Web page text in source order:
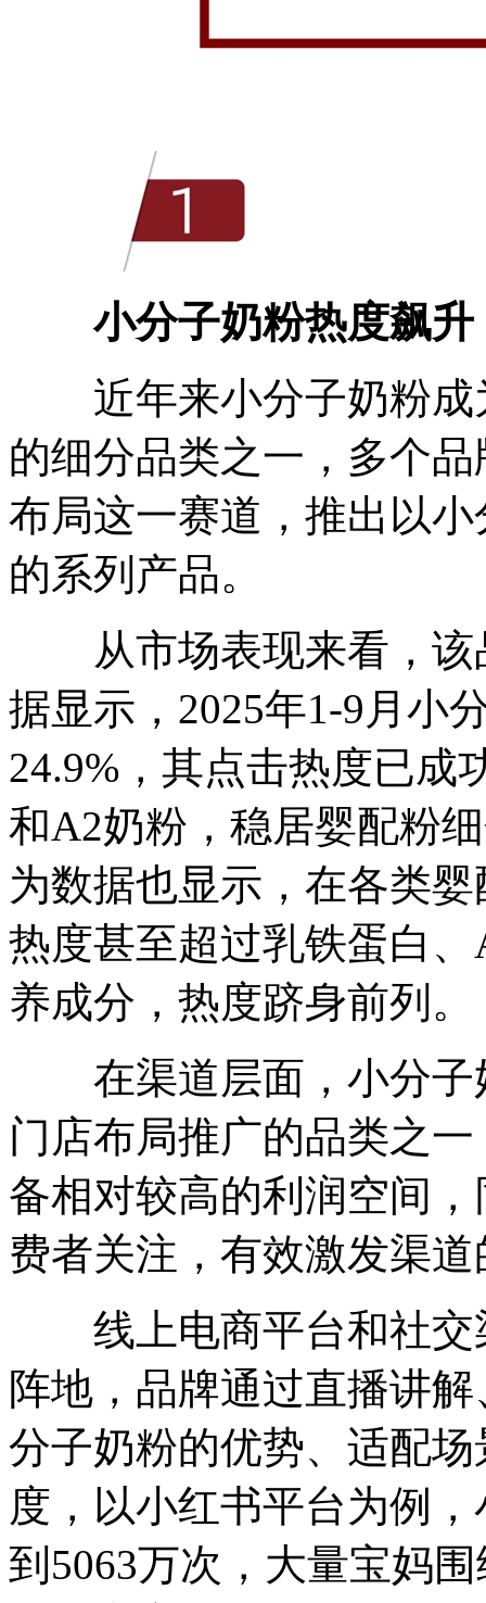
小分子奶粉热度飙
近年来小分子奶粉成
的细分品类之一，多个
布局这一赛道，推出以
的系列产品。
从市场表现来看，该
据显示，2025年1-9月小
24.9%，其点击热度已成
和A2奶粉，稳居婴配粉
为数据也显示，在各类
热度甚至超过乳铁蛋白
养成分，热度跻身前列。
在渠道层面，小分子
门店布局推广的品类之
备相对较高的利润空间
费者关注，有效激发渠
线上电商平台和社交
阵地，品牌通过直播讲
分子奶粉的优势、适配
度，以小红书平台为例
到5063万次，大量宝妈